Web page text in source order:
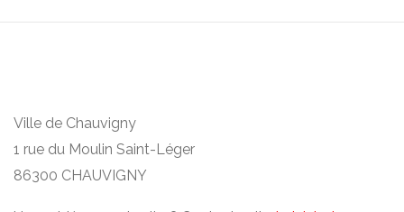
Ville de Chauvigny
1 rue du Moulin Saint-Léger
86300 CHAUVIGNY